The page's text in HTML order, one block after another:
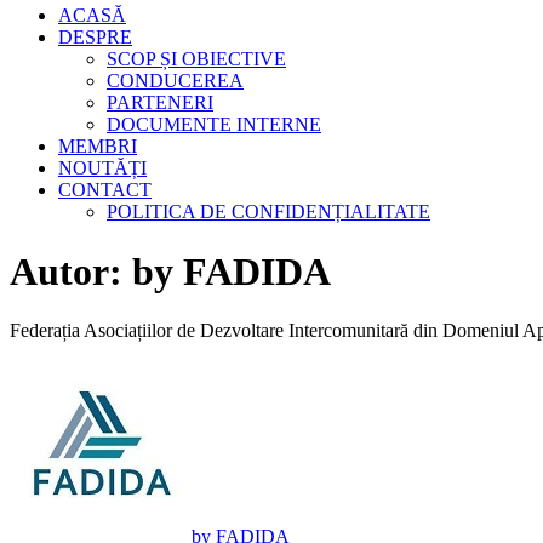
ACASĂ
DESPRE
SCOP ȘI OBIECTIVE
CONDUCEREA
PARTENERI
DOCUMENTE INTERNE
MEMBRI
NOUTĂȚI
CONTACT
POLITICA DE CONFIDENȚIALITATE
Autor: by FADIDA
Federația Asociațiilor de Dezvoltare Intercomunitară din Domeniul
by FADIDA